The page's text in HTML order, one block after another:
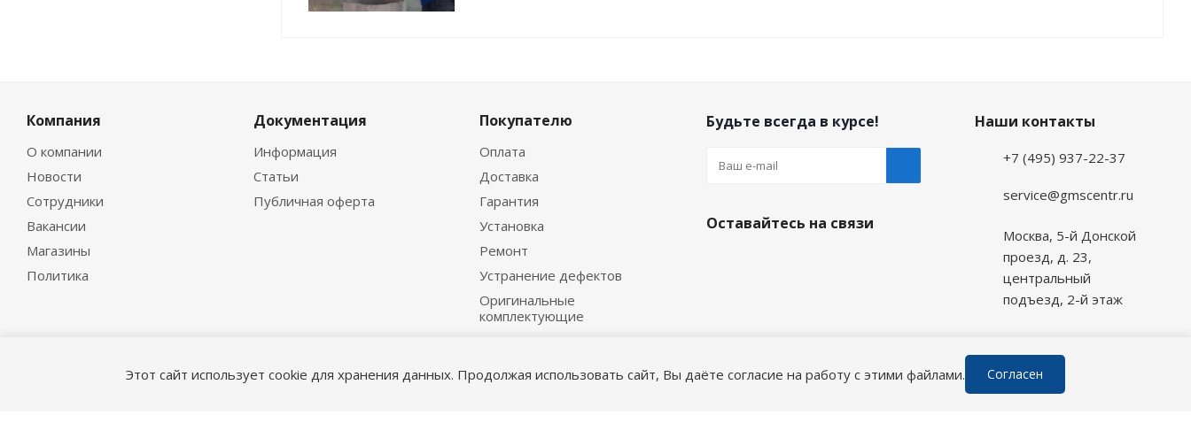
Компания
О компании
Новости
Сотрудники
Вакансии
Магазины
Политика
Документация
Информация
Статьи
Публичная оферта
Покупателю
Оплата
Доставка
Гарантия
Установка
Ремонт
Устранение дефектов
Оригинальные
комплектующие
Будьте всегда в курсе!
Оставайтесь на связи
Наши контакты
+7 (495) 937-22-37
service@gmscentr.ru
Москва, 5-й Донской
проезд, д. 23,
центральный
подъезд, 2-й этаж
Этот сайт использует cookie для хранения данных. Продолжая использовать сайт, Вы даёте согласие на работу с этими файлами. Согласен